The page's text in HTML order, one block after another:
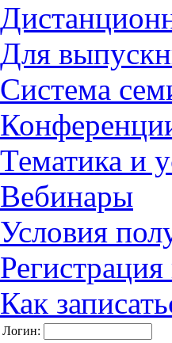
Для
Система
Тематика и
Вебинары
Условия
Как
Логин: